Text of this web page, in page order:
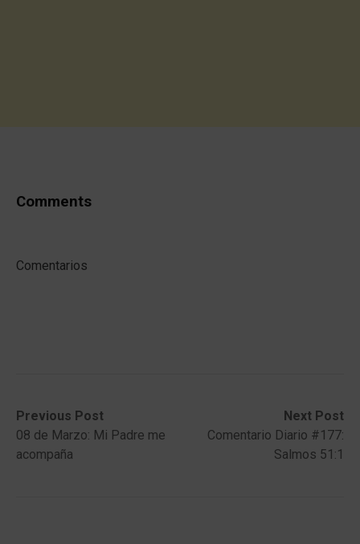
Comments
Comentarios
Post
navigation
Previous Post
Previous
post:08 de Marzo: Mi Padre me
acompaña
Next Post
Next
post:
Comentario Diario #177:
Salmos 51:1